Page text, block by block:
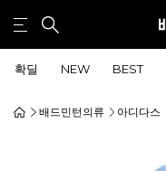
확딜 NEW BEST
배드민턴의류 아디다스